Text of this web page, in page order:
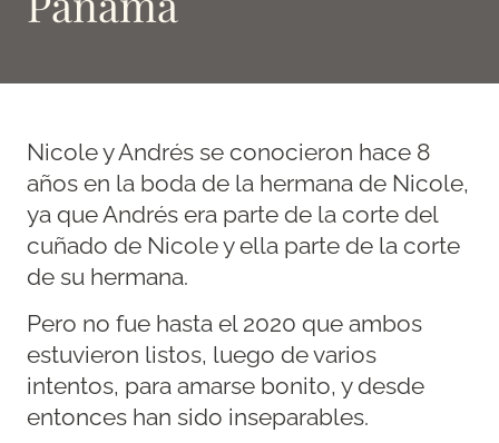
Nicole y Andrés se conocieron hace 8
años en la boda de la hermana de Nicole,
ya que Andrés era parte de la corte del
cuñado de Nicole y ella parte de la corte
de su hermana.
Pero no fue hasta el 2020 que ambos
estuvieron listos, luego de varios
intentos, para amarse bonito, y desde
entonces han sido inseparables.